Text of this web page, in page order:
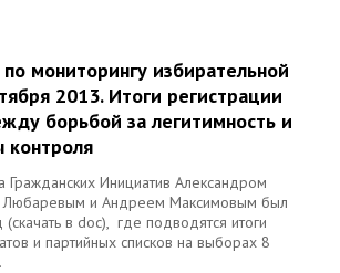
мониторингу избирательной
2013. Итоги регистрации
борьбой за легитимность и
контроля
Гражданских Инициатив Александром
и Андреем Максимовым был
в doc), где подводятся итоги
и партийных списков на выборах 8